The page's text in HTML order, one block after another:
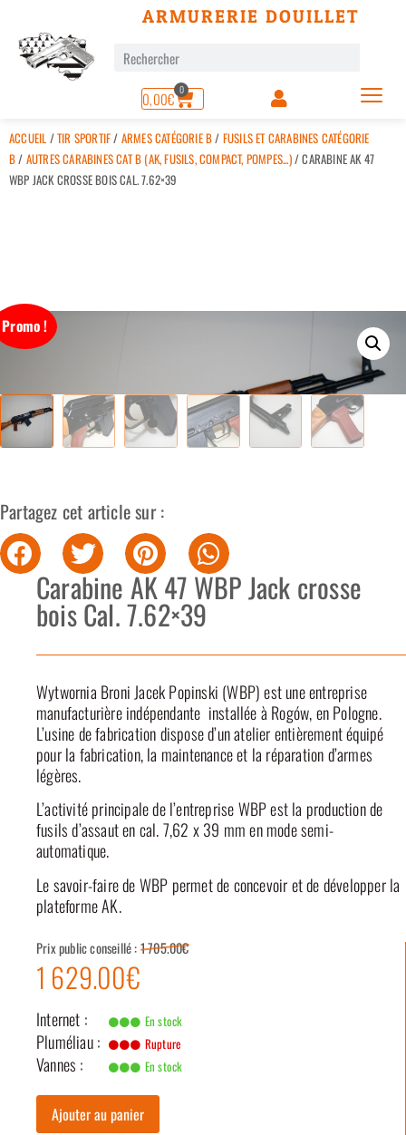
ARMURERIE DOUILLET
0,00€ 0
ACCUEIL /TIR SPORTIF/ ARMES CATÉGORIE B/ FUSILS ET CARABINES CATÉGORIE
B/ AUTRES CARABINES CAT B (AK, FUSILS, COMPACT, POMPES...)/ CARABINE AK 47
WBP JACK CROSSE BOIS CAL. 7.62×39
Promo !
Partagez cet article sur :
Carabine AK 47 WBP Jack crosse
bois Cal. 7.62×39
Wytwornia Broni Jacek Popinski (WBP) est une entreprise
manufacturière indépendante installée à Rogów, en Pologne.
L’usine de fabrication dispose d’un atelier entièrement équipé
pour la fabrication, la maintenance et la réparation d’armes
légères.
L’activité principale de l’entreprise WBP est la production de
fusils d’assaut en cal. 7,62 x 39 mm en mode semi-
automatique.
Le savoir-faire de WBP permet de concevoir et de développer la
plateforme AK.
Prix public conseillé :1 705.00€
1 629.00€
Internet : En stock
Pluméliau : Rupture
Vannes : En stock
Ajouter au panier